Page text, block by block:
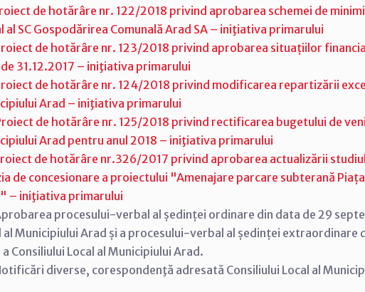
de hotărâre nr. 122/2018 privind aprobarea schemei de
al SC Gospodărirea Comunală Arad SA – iniţiativa primarului
de hotărâre nr. 123/2018 privind aprobarea situațiilor
31.12.2017 – iniţiativa primarului
de hotărâre nr. 124/2018 privind modificarea repartizării
Arad – iniţiativa primarului
de hotărâre nr. 125/2018 privind rectificarea bugetului de
Arad pentru anul 2018 – iniţiativa primarului
de hotărâre nr.326/2017 privind aprobarea actualizării
de concesionare a proiectului "Amenajare parcare subterană
– iniţiativa primarului
procesului-verbal al ședinței ordinare din data de 29
al Municipiului Arad și a procesului-verbal al ședinței extraordinare
Consiliului Local al Municipiului Arad.
diverse, corespondenţă adresată Consiliului Local al